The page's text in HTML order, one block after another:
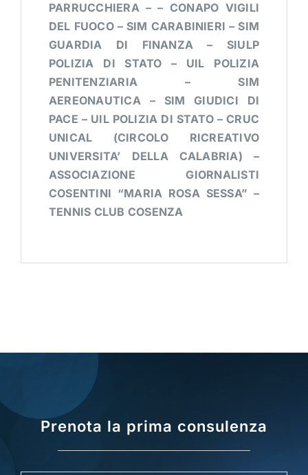
PARRUCCHIERA – – CONAPO VIGILI
DEL FUOCO – SIM CARABINIERI – SIM
GUARDIA DI FINANZA – SIULP
POLIZIA DI STATO – UIL POLIZIA
PENITENZIARIA – SIM
AEREONAUTICA – SIM GIUDICI DI
PACE – UIL POLIZIA DI STATO – CRUC
UNICAL (CIRCOLO RICREATIVO
UNIVERSITA’ DELLA CALABRIA) –
ASSOCIAZIONE GIORNALISTI
COSENTINI “MARIA ROSA SESSA” –
TENNIS CLUB COSENZA
Prenota la prima consulenza